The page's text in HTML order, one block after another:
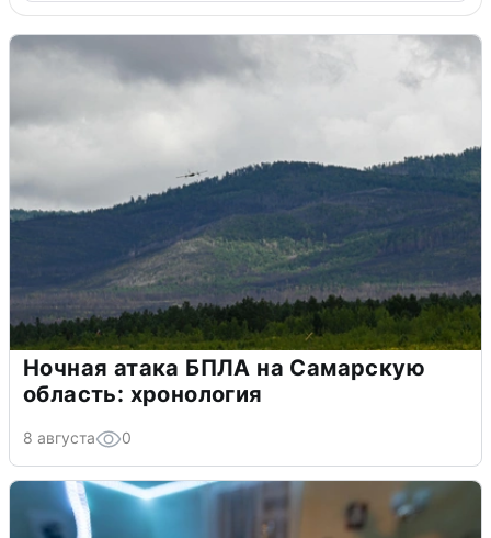
Ночная атака БПЛА на Самарскую
область: хронология
8 августа 0